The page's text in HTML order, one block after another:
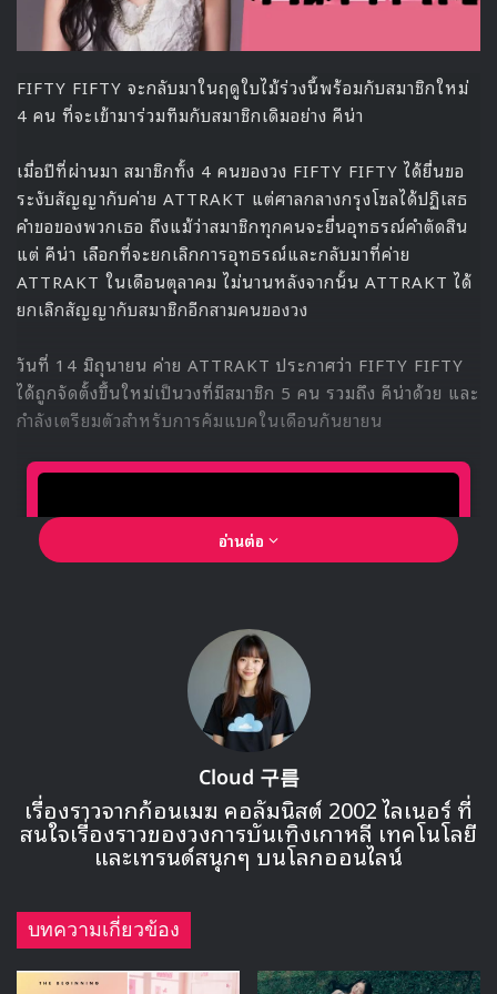
FIFTY FIFTY จะกลับมาในฤดูใบไม้ร่วงนี้พร้อมกับสมาชิกใหม่
4 คน ที่จะเข้ามาร่วมทีมกับสมาชิกเดิมอย่าง คีน่า
เมื่อปีที่ผ่านมา สมาชิกทั้ง 4 คนของวง FIFTY FIFTY ได้ยื่นขอ
ระงับสัญญากับค่าย ATTRAKT แต่ศาลกลางกรุงโซลได้ปฏิเสธ
คำขอของพวกเธอ ถึงแม้ว่าสมาชิกทุกคนจะยื่นอุทธรณ์คำตัดสิน
แต่ คีน่า เลือกที่จะยกเลิกการอุทธรณ์และกลับมาที่ค่าย
ATTRAKT ในเดือนตุลาคม ไม่นานหลังจากนั้น ATTRAKT ได้
ยกเลิกสัญญากับสมาชิกอีกสามคนของวง
วันที่ 14 มิถุนายน ค่าย ATTRAKT ประกาศว่า FIFTY FIFTY
ได้ถูกจัดตั้งขึ้นใหม่เป็นวงที่มีสมาชิก 5 คน รวมถึง คีน่าด้วย และ
กำลังเตรียมตัวสำหรับการคัมแบคในเดือนกันยายน
🎙GYUBIN ปลื้มเมืองไทยขนาดไหน? ถึงกลับมาถ่าย
MV เพลงใหม่ LIKE U 100 ที่กรุงเทพ
▶ คลิกดูสัมภาษณ์พิเศษ
สำเร็จอย่างมากใน Billboard Hot 100 ของสหรัฐอเมริกาและ
Official Singles Chart ในสหราชอาณาจักร ซึ่งอยู่ในอันดับที่
17 และ 8 ตามลำดับ นอกจากนี้ยังได้รับความรักจากแฟนๆ K-
อ่านต่อ
Cloud 구름
เรื่องราวจากก้อนเมฆ คอลัมนิสต์ 2002 ไลเนอร์ ที่
สนใจเรื่องราวของวงการบันเทิงเกาหลี เทคโนโลยี
และเทรนด์สนุกๆ บนโลกออนไลน์
บทความเกี่ยวข้อง